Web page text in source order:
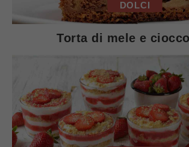
DOLCI
Torta di mele e